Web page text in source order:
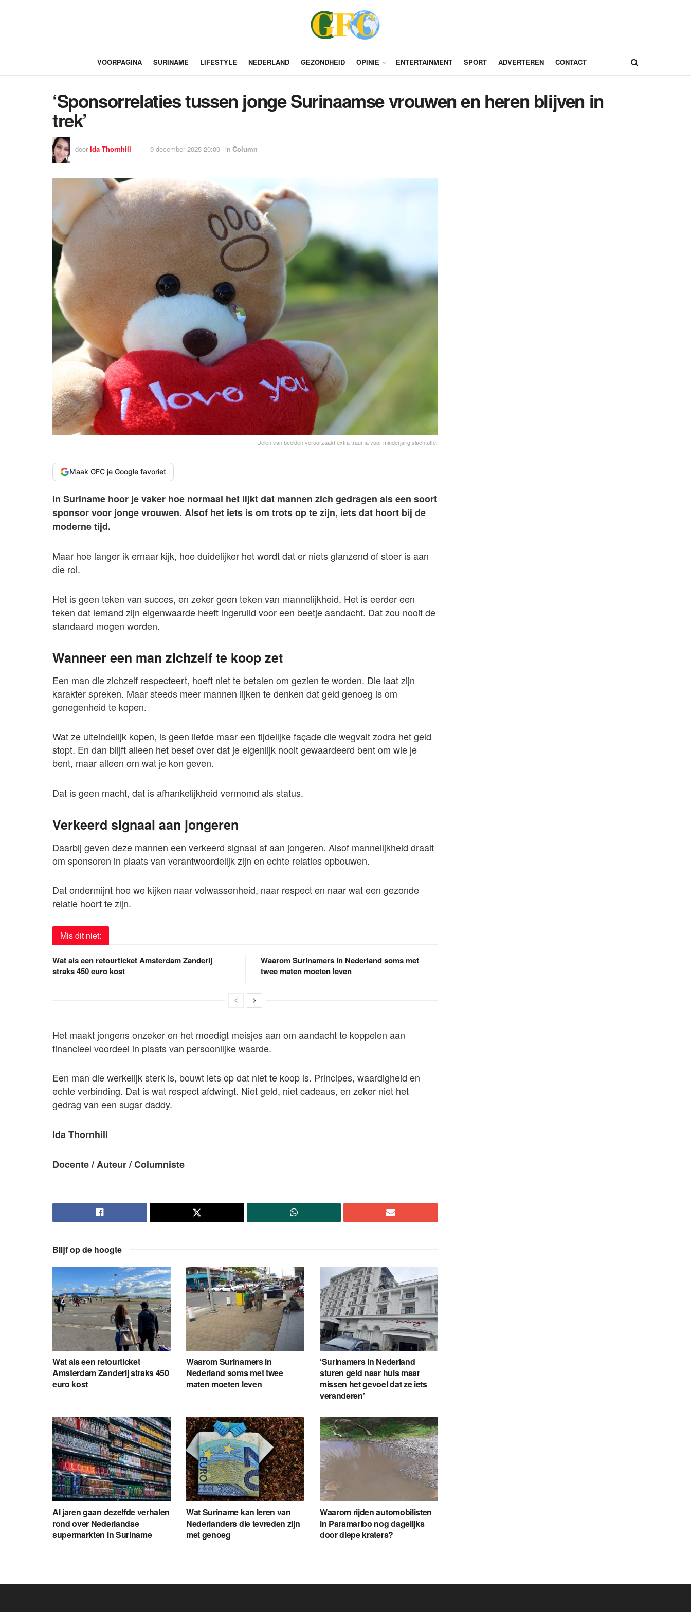
VOORPAGINA SURINAME LIFESTYLE NEDERLAND GEZONDHEID OPINIE ENTERTAINMENT SPORT ADVERTEREN CONTACT
‘Sponsorrelaties tussen jonge Surinaamse vrouwen en heren blijven in
trek’
door Ida Thornhill 9 december 2025 20:00 in Column
Delen van beelden veroorzaakt extra trauma voor minderjarig slachtoffer
Maak GFC je Google favoriet
In Suriname hoor je vaker hoe normaal het lijkt dat mannen zich gedragen als een soort
sponsor voor jonge vrouwen. Alsof het iets is om trots op te zijn, iets dat hoort bij de
moderne tijd.
Maar hoe langer ik ernaar kijk, hoe duidelijker het wordt dat er niets glanzend of stoer is aan
die rol.
Het is geen teken van succes, en zeker geen teken van mannelijkheid. Het is eerder een
teken dat iemand zijn eigenwaarde heeft ingeruild voor een beetje aandacht. Dat zou nooit de
standaard mogen worden.
Wanneer een man zichzelf te koop zet
Een man die zichzelf respecteert, hoeft niet te betalen om gezien te worden. Die laat zijn
karakter spreken. Maar steeds meer mannen lijken te denken dat geld genoeg is om
genegenheid te kopen.
Wat ze uiteindelijk kopen, is geen liefde maar een tijdelijke façade die wegvalt zodra het geld
stopt. En dan blijft alleen het besef over dat je eigenlijk nooit gewaardeerd bent om wie je
bent, maar alleen om wat je kon geven.
Dat is geen macht, dat is afhankelijkheid vermomd als status.
Verkeerd signaal aan jongeren
Daarbij geven deze mannen een verkeerd signaal af aan jongeren. Alsof mannelijkheid draait
om sponsoren in plaats van verantwoordelijk zijn en echte relaties opbouwen.
Dat ondermijnt hoe we kijken naar volwassenheid, naar respect en naar wat een gezonde
relatie hoort te zijn.
Mis dit niet:
Wat als een retourticket Amsterdam Zanderij
straks 450 euro kost
Waarom Surinamers in Nederland soms met
twee maten moeten leven
Het maakt jongens onzeker en het moedigt meisjes aan om aandacht te koppelen aan
financieel voordeel in plaats van persoonlijke waarde.
Een man die werkelijk sterk is, bouwt iets op dat niet te koop is. Principes, waardigheid en
echte verbinding. Dat is wat respect afdwingt. Niet geld, niet cadeaus, en zeker niet het
gedrag van een sugar daddy.
Ida Thornhill
Docente / Auteur / Columniste
Blijf op de hoogte
Wat als een retourticket
Amsterdam Zanderij straks 450
euro kost
Waarom Surinamers in
Nederland soms met twee
maten moeten leven
‘Surinamers in Nederland
sturen geld naar huis maar
missen het gevoel dat ze iets
veranderen’
Al jaren gaan dezelfde verhalen
rond over Nederlandse
supermarkten in Suriname
Wat Suriname kan leren van
Nederlanders die tevreden zijn
met genoeg
Waarom rijden automobilisten
in Paramaribo nog dagelijks
door diepe kraters?